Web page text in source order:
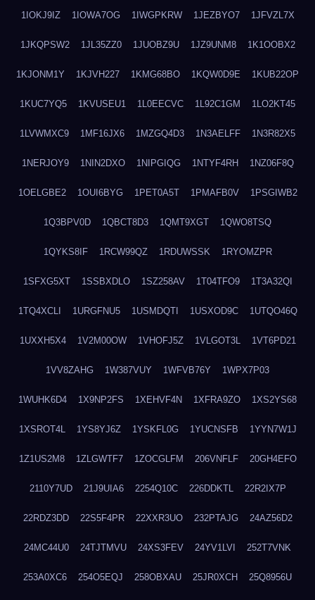
1IOKJ9IZ 1IOWA7OG 1IWGPKRW 1JEZBYO7 1JFVZL7X
1JKQPSW2 1JL35ZZ0 1JUOBZ9U 1JZ9UNM8 1K1OOBX2
1KJONM1Y 1KJVH227 1KMG68BO 1KQW0D9E 1KUB22OP
1KUC7YQ5 1KVUSEU1 1L0EECVC 1L92C1GM 1LO2KT45
1LVWMXC9 1MF16JX6 1MZGQ4D3 1N3AELFF 1N3R82X5
1NERJOY9 1NIN2DXO 1NIPGIQG 1NTYF4RH 1NZ06F8Q
1OELGBE2 1OUI6BYG 1PET0A5T 1PMAFB0V 1PSGIWB2
1Q3BPV0D 1QBCT8D3 1QMT9XGT 1QWO8TSQ
1QYKS8IF 1RCW99QZ 1RDUWSSK 1RYOMZPR
1SFXG5XT 1SSBXDLO 1SZ258AV 1T04TFO9 1T3A32QI
1TQ4XCLI 1URGFNU5 1USMDQTI 1USXOD9C 1UTQO46Q
1UXXH5X4 1V2M00OW 1VHOFJ5Z 1VLGOT3L 1VT6PD21
1VV8ZAHG 1W387VUY 1WFVB76Y 1WPX7P03
1WUHK6D4 1X9NP2FS 1XEHVF4N 1XFRA9ZO 1XS2YS68
1XSROT4L 1YS8YJ6Z 1YSKFL0G 1YUCNSFB 1YYN7W1J
1Z1US2M8 1ZLGWTF7 1ZOCGLFM 206VNFLF 20GH4EFO
2110Y7UD 21J9UIA6 2254Q10C 226DDKTL 22R2IX7P
22RDZ3DD 22S5F4PR 22XXR3UO 232PTAJG 24AZ56D2
24MC44U0 24TJTMVU 24XS3FEV 24YV1LVI 252T7VNK
253A0XC6 254O5EQJ 258OBXAU 25JR0XCH 25Q8956U